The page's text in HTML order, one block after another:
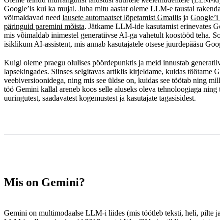
Probleemid
Mis edasi?
Google’is kui ka mujal. Juba mitu aastat oleme LLM-e taustal
võimaldavad need lausete automaatset lõpetamist Gmailis ja
päringuid paremini mõista. Jätkame LLM-ide kasutamist erinevates
mis võimaldab inimestel generatiivse AI-ga vahetult koostööd teha.
isiklikum AI-assistent, mis annab kasutajatele otsese juurdepääsu
Kuigi oleme praegu olulises pöördepunktis ja meid innustab
lapsekingades. Siinses selgitavas artiklis kirjeldame, kuidas töötame
veebiversioonidega, ning mis see üldse on, kuidas see töötab ning
töö Gemini kallal areneb koos selle aluseks oleva tehnoloogiaga ning
uuringutest, saadavatest kogemustest ja kasutajate tagasisidest.
Mis on Gemini?
Gemini on multimodaalse LLM-i liides (mis töötleb teksti, heli, pilte